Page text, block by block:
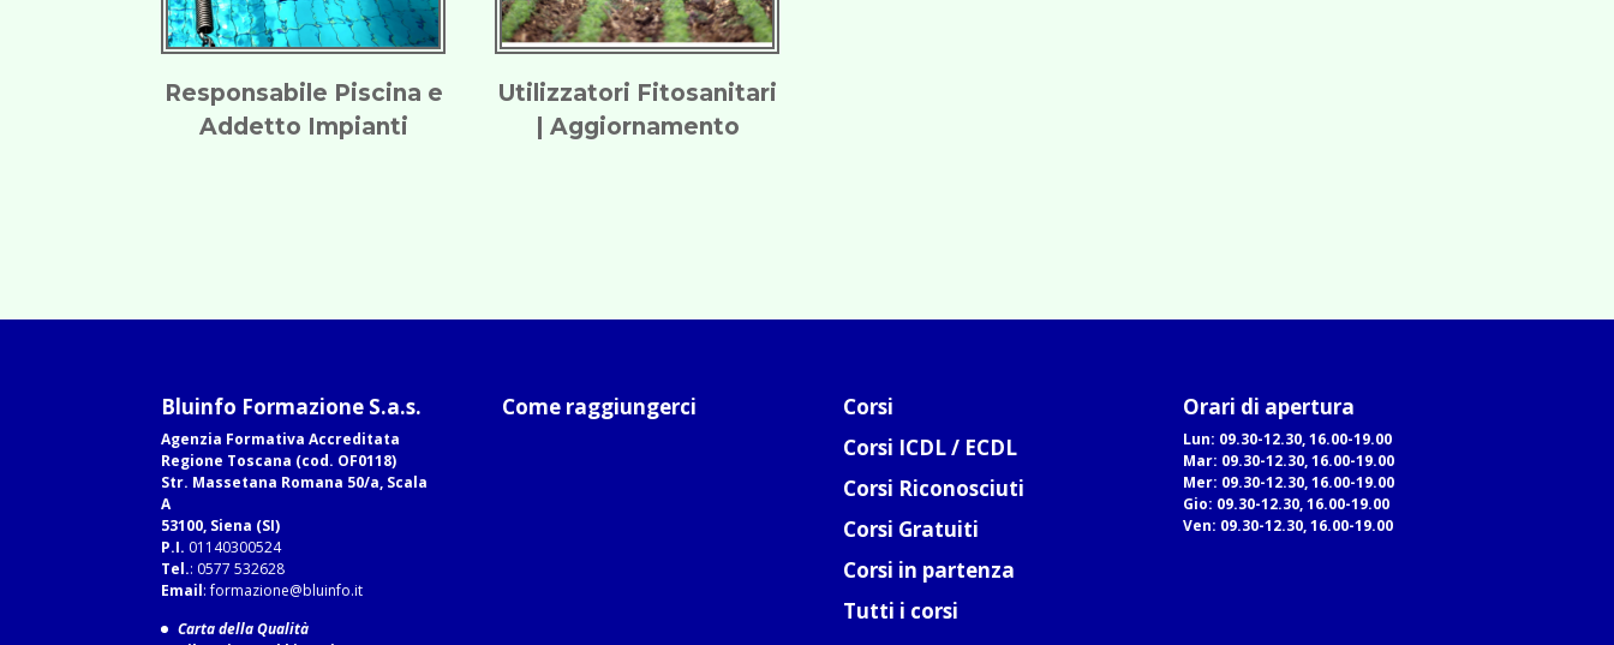
Responsabile Piscina e
Addetto Impianti
Utilizzatori Fitosanitari
| Aggiornamento
Bluinfo Formazione S.a.s.
Agenzia Formativa Accreditata
Regione Toscana (cod. OF0118)
Str. Massetana Romana 50/a, Scala
A
53100, Siena (SI)
P.I. 01140300524
Tel.: 0577 532628
Email:formazione@bluinfo.it
Carta della Qualità
Come raggiungerci
Corsi
Corsi ICDL / ECDL
Corsi Riconosciuti
Corsi Gratuiti
Corsi in partenza
Tutti i corsi
Orari di apertura
Lun: 09.30-12.30, 16.00-19.00
Mar: 09.30-12.30, 16.00-19.00
Mer: 09.30-12.30, 16.00-19.00
Gio: 09.30-12.30, 16.00-19.00
Ven: 09.30-12.30, 16.00-19.00